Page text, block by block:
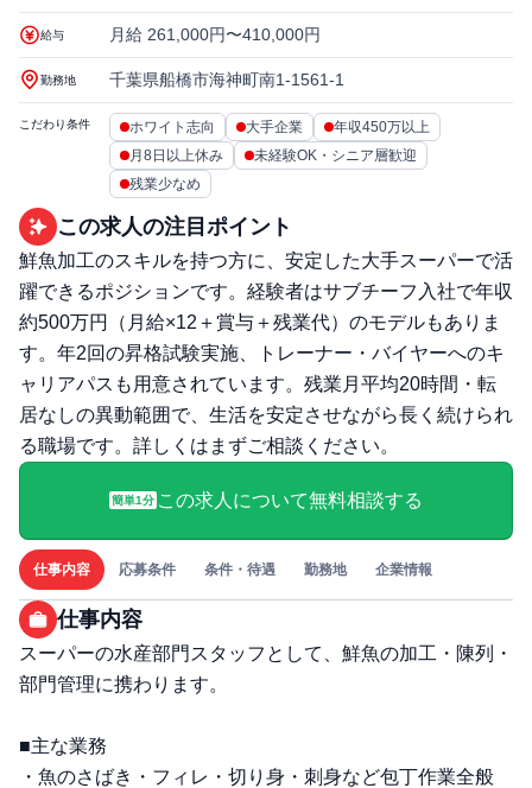
給与 月給 261,000円〜410,000円
勤務地 千葉県船橋市海神町南1-1561-1
こだわり条件 ホワイト志向 大手企業
年収450万以上
月8日以上休み
未経験OK・シニア層歓迎
残業少なめ
この求人の注目ポイント
鮮魚加工のスキルを持つ方に、安定した大手スーパーで活
躍できるポジションです。経験者はサブチーフ入社で年収
約500万円（月給×12＋賞与＋残業代）のモデルもありま
す。年2回の昇格試験実施、トレーナー・バイヤーへのキ
ャリアパスも用意されています。残業月平均20時間・転
居なしの異動範囲で、生活を安定させながら長く続けられ
る職場です。詳しくはまずご相談ください。
簡単1分 この求人について無料相談する
仕事内容 応募条件 条件・待遇 勤務地 企業情報
仕事内容
スーパーの水産部門スタッフとして、鮮魚の加工・陳列・
部門管理に携わります。
■主な業務
・魚のさばき・フィレ・切り身・刺身など包丁作業全般